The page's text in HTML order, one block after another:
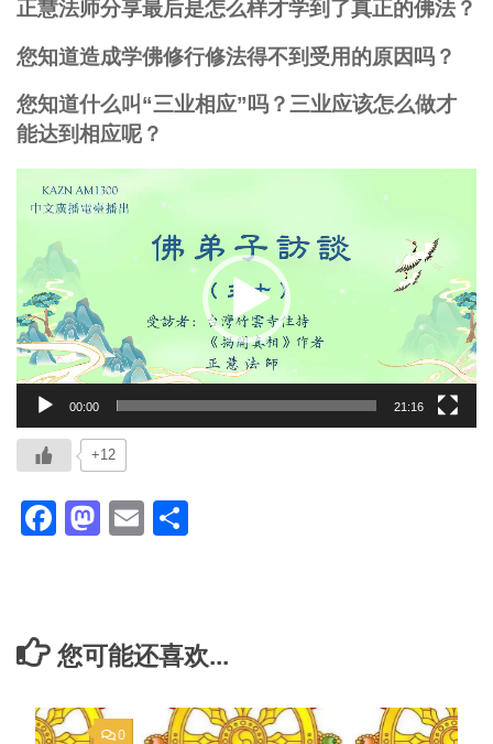
正慧法师分享最后是怎么样才学到了真正的佛法？
您知道造成学佛修行修法得不到受用的原因吗？
您知道什么叫“三业相应”吗？三业应该怎么做才
能达到相应呢？
频
放
器
00:00 21:16
+12
Facebook
Mastodon
Email
您可能还喜欢...
0